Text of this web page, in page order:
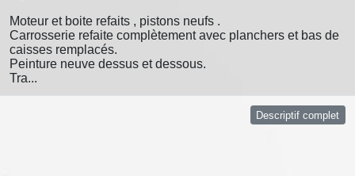
Moteur et boite refaits , pistons neufs .
Carrosserie refaite complètement avec planchers et bas de
caisses remplacés.
Peinture neuve dessus et dessous.
Tra...
Descriptif complet